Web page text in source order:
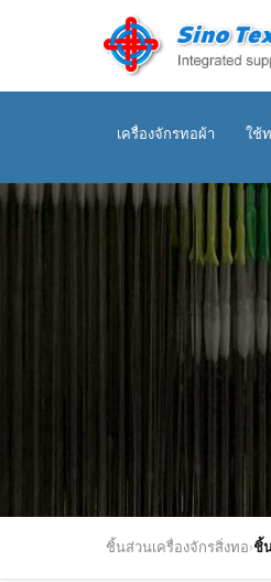
เครื่องจักรทอผ้า ใช้
ชิ้นส่วนเครื่องจักรสิ่งทอ›ชิ้